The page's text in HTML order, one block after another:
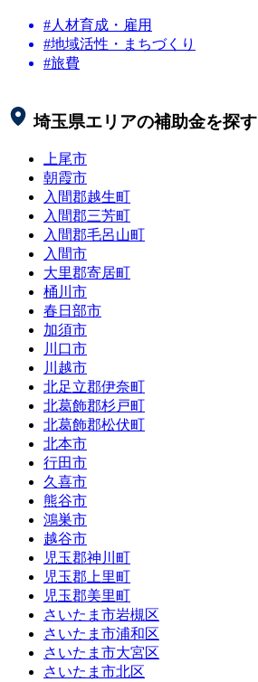
#人材育成・雇用
#地域活性・まちづくり
#旅費
埼玉県エリアの補助金を探す
上尾市
朝霞市
入間郡越生町
入間郡三芳町
入間郡毛呂山町
入間市
大里郡寄居町
桶川市
春日部市
加須市
川口市
川越市
北足立郡伊奈町
北葛飾郡杉戸町
北葛飾郡松伏町
北本市
行田市
久喜市
熊谷市
鴻巣市
越谷市
児玉郡神川町
児玉郡上里町
児玉郡美里町
さいたま市岩槻区
さいたま市浦和区
さいたま市大宮区
さいたま市北区